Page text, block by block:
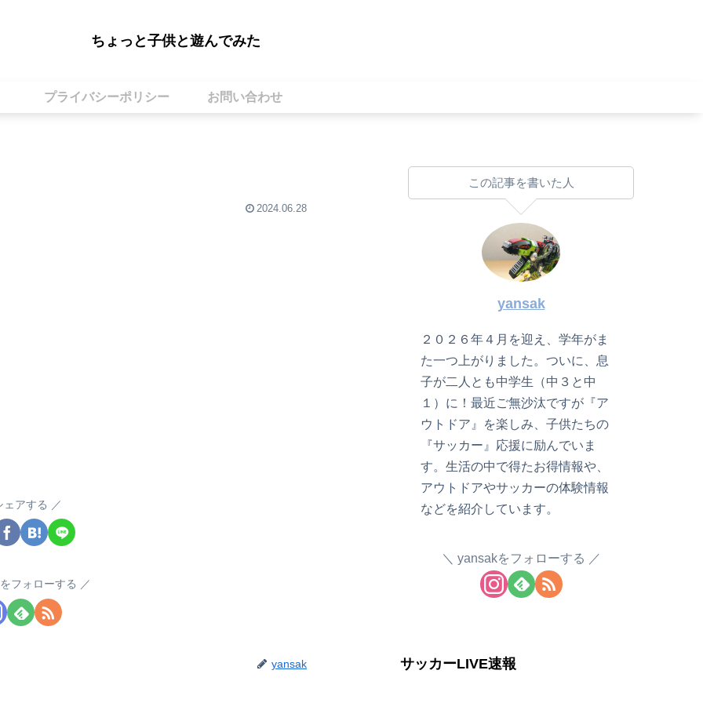
ちょっと子供と遊んでみた
プライバシーポリシー お問い合わせ
2024.06.28
ェアする
フォローする
yansak
この記事を書いた人
yansak
２０２６年４月を迎え、学年がま
た一つ上がりました。ついに、息
子が二人とも中学生（中３と中
１）に！最近ご無沙汰ですが『ア
ウトドア』を楽しみ、子供たちの
『サッカー』応援に励んでいま
す。生活の中で得たお得情報や、
アウトドアやサッカーの体験情報
などを紹介しています。
yansakをフォローする
サッカーLIVE速報